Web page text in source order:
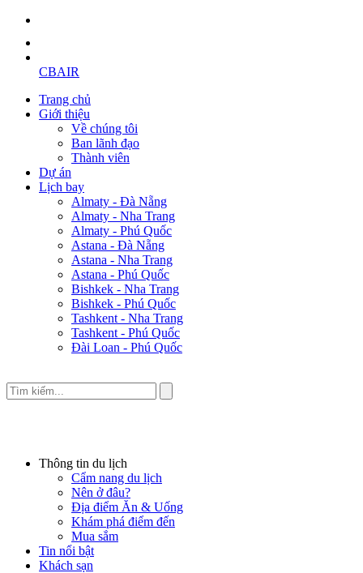
CBAIR
Trang chủ
Giới thiệu
Về chúng tôi
Ban lãnh đạo
Thành viên
Dự án
Lịch bay
Almaty - Đà Nẵng
Almaty - Nha Trang
Almaty - Phú Quốc
Astana - Đà Nẵng
Astana - Nha Trang
Astana - Phú Quốc
Bishkek - Nha Trang
Bishkek - Phú Quốc
Tashkent - Nha Trang
Tashkent - Phú Quốc
Đài Loan - Phú Quốc
Thông tin du lịch
Cẩm nang du lịch
Nên ở đâu?
Địa điểm Ăn & Uống
Khám phá điểm đến
Mua sắm
Tin nổi bật
Khách sạn